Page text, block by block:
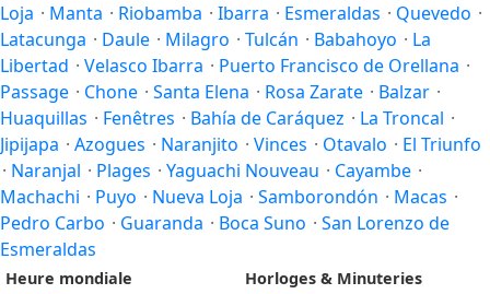
Loja · Manta · Riobamba · Ibarra · Esmeraldas · Quevedo ·
Latacunga · Daule · Milagro · Tulcán · Babahoyo · La
Libertad · Velasco Ibarra · Puerto Francisco de Orellana ·
Passage · Chone · Santa Elena · Rosa Zarate · Balzar ·
Huaquillas · Fenêtres · Bahía de Caráquez · La Troncal ·
Jipijapa · Azogues · Naranjito · Vinces · Otavalo · El Triunfo
· Naranjal · Plages · Yaguachi Nouveau · Cayambe ·
Machachi · Puyo · Nueva Loja · Samborondón · Macas ·
Pedro Carbo · Guaranda · Boca Suno · San Lorenzo de
Esmeraldas
Heure mondiale
Horloges & Minuteries